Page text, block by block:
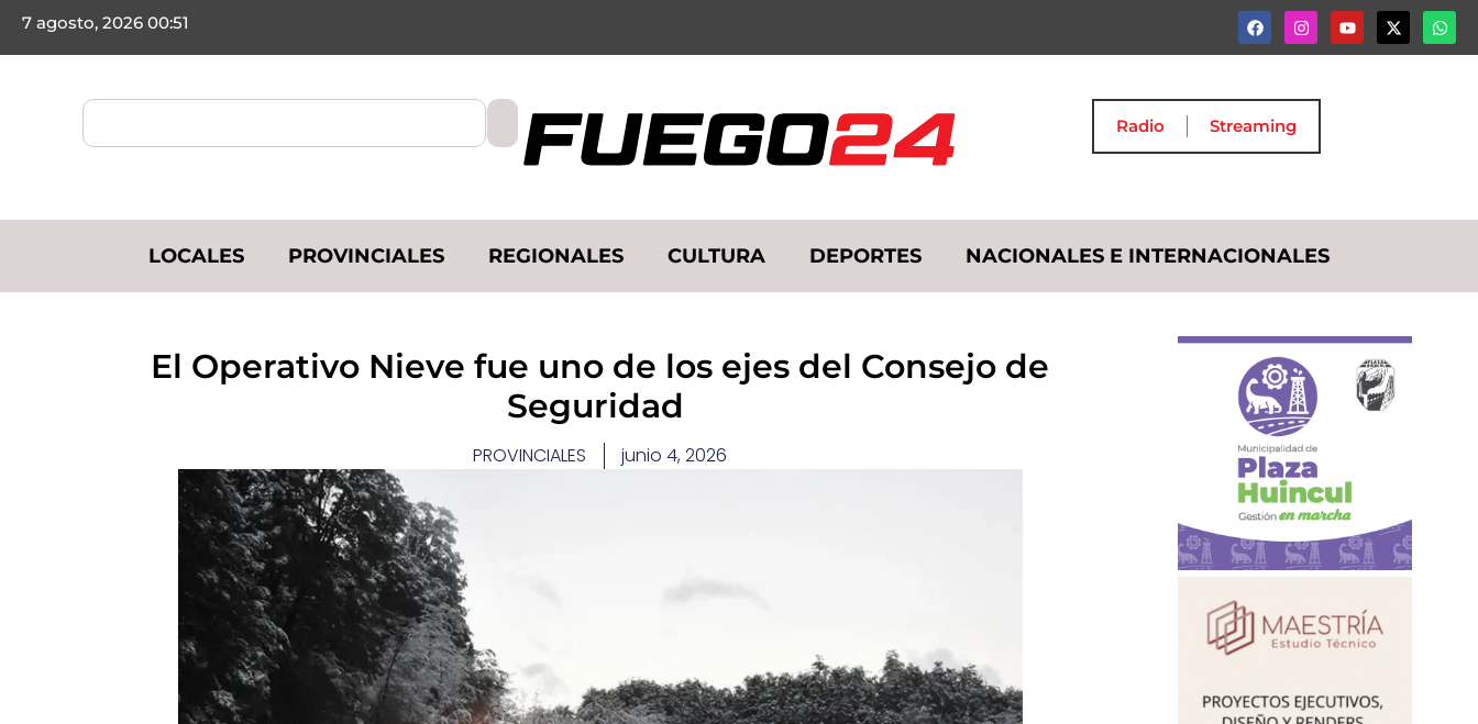
7 agosto, 2026 00:51
Radio Streaming
LOCALES PROVINCIALES REGIONALES CULTURA DEPORTES NACIONALES E INTERNACIONALES
​El Operativo Nieve fue uno de los ejes del Consejo de
Seguridad ​
PROVINCIALES junio 4, 2026